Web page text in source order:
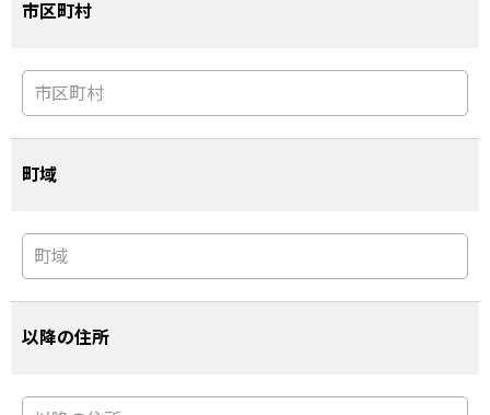
市区町村
町域
以降の住所